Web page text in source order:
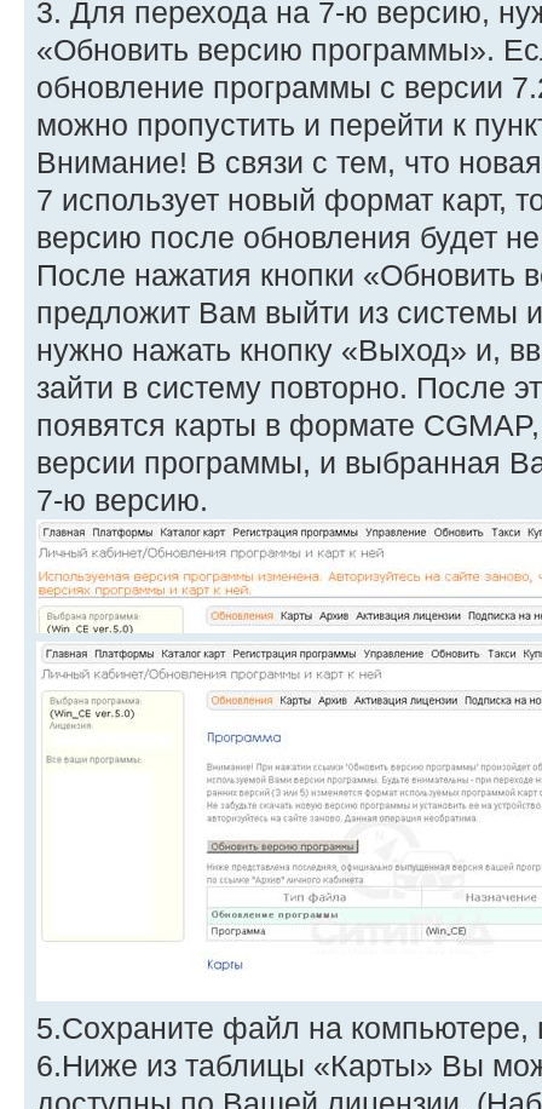
3. Для перехода на 7-ю версию,
«Обновить версию программы».
обновление программы с версии
можно пропустить и перейти к
Внимание! В связи с тем, что
7 использует новый формат карт,
версию после обновления будет
После нажатия кнопки «Обновить
предложит Вам выйти из системы
нужно нажать кнопку «Выход» и,
зайти в систему повторно. После
появятся карты в формате
версии программы, и выбранная
7-ю версию.
5.Сохраните файл на компьютере,
6.Ниже из таблицы «Карты» Вы